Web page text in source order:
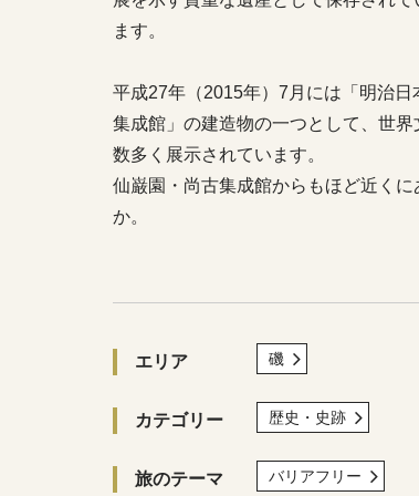
ます。
平成27年（2015年）7月には「明治
集成館」の建造物の一つとして、世
数多く展示されています。
仙巌園・尚古集成館からもほど近く
か。
エリア 磯
カテゴリー 歴史・史跡
旅のテーマ バリアフリー